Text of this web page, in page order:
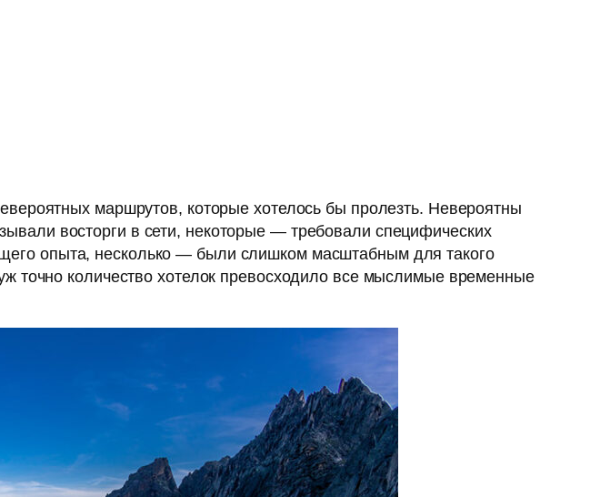
маршрутов, которые хотелось бы пролезть. Невероятны
восторги в сети, некоторые — требовали специфических
опыта, несколько — были слишком масштабным для такого
точно количество хотелок превосходило все мыслимые временные